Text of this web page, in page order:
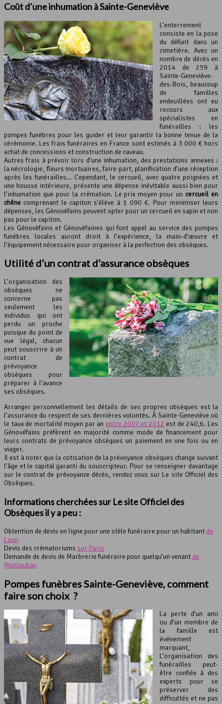
Coût d’une inhumation à Sainte-Geneviève
L’enterrement
consiste en la pose
du défunt dans un
cimetière. Avec un
nombre de décès en
2014 de 259 à
Sainte-Geneviève-
des-Bois, beaucoup
de familles
endeuillées ont eu
recours aux
spécialistes en
funérailles : les
pompes funèbres pour les guider et leur garantir la bonne tenue de la
cérémonie. Les frais funéraires en France sont estimés à 3 000 € hors
achat de concessions et construction de caveau.
Autres frais à prévoir lors d’une inhumation, des prestations annexes :
la nécrologie, fleurs mortuaires, faire-part, planification d’une réception
après les funérailles… Cependant, le cercueil, avec quatre poignées et
une housse intérieure, présente une dépense inévitable aussi bien pour
l’inhumation que pour la crémation. Le prix moyen pour un cercueil en
chêne comprenant le capiton s’élève à 1 090 €. Pour minimiser leurs
dépenses, les Génovéfains peuvent opter pour un cercueil en sapin et non
pas pour le capiton.
Les Génovéfains et Génovéfaines qui font appel au service des pompes
funèbres locales auront droit à l’expérience, la main-d’œuvre et
l’équipement nécessaire pour organiser à la perfection des obsèques.
Utilité d’un contrat d’assurance obsèques
L’organisation des
obsèques ne
concerne pas
seulement les
individus qui ont
perdu un proche
puisque du point de
vue légal, chacun
peut souscrire à un
contrat de
prévoyance
obsèques pour
préparer à l’avance
ses obsèques.
Arranger personnellement les détails de ses propres obsèques est la
l’assurance du respect de ses dernières volontés. À Sainte-Geneviève où
le taux de mortalité moyen par an entre 2007 et 2012 est de 240,6. Les
Génovéfains préfèrent en majorité comme mode de financement pour
leurs contrats de prévoyance obsèques un paiement en une fois ou en
viager.
Il est à noter que la cotisation de la prévoyance obsèques change suivant
l’âge et le capital garanti du souscripteur. Pour se renseigner davantage
sur le contrat de prévoyance décès, rendez vous sur Le site Officiel des
Obsèques.
Informations cherchées sur Le site Officiel des
Obsèques il y a peu :
Obtention de devis en ligne pour une stèle funéraire pour un habitant de
Laon
Devis des crématoriums sur Paris
Demande de devis de Marbrerie funéraire pour quelqu’un venant de
Montauban
Pompes funèbres Sainte-Geneviève, comment
faire son choix ?
La perte d’un ami
ou d’un membre de
la famille est
événement
marquant,
L’organisation des
funérailles peut-
être confiée à des
experts pour se
préserver des
difficultés et ne pas